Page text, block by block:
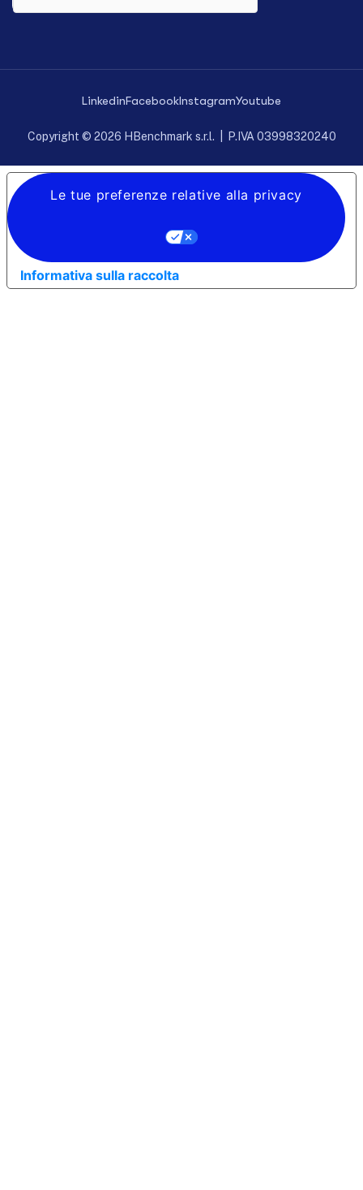
LinkedinFacebookInstagramYoutube
Copyright © 2026 HBenchmark s.r.l. | P.IVA 03998320240
Informativa sulla raccolta
Le tue preferenze relative alla privacy